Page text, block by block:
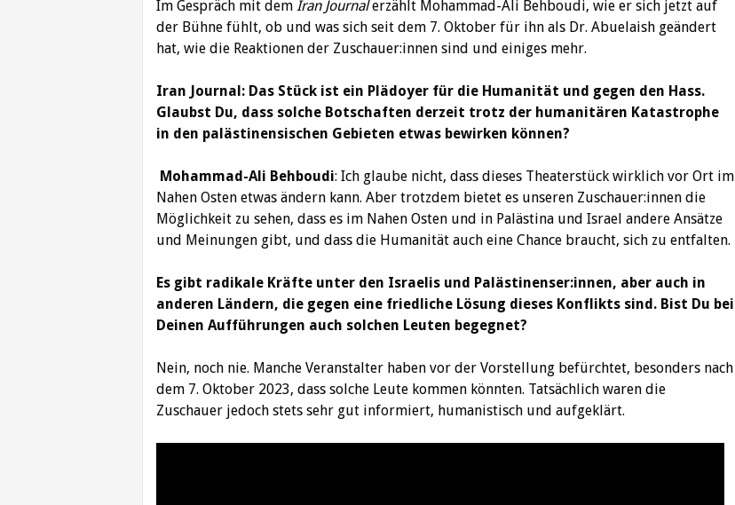
Im Gespräch mit dem Iran Journalerzählt Mohammad-Ali Behboudi, wie er sich jetzt auf
der Bühne fühlt, ob und was sich seit dem 7. Oktober für ihn als Dr. Abuelaish geändert
hat, wie die Reaktionen der Zuschauer:innen sind und einiges mehr.
Iran Journal: Das Stück ist ein Plädoyer für die Humanität und gegen den Hass.
Glaubst Du, dass solche Botschaften derzeit trotz der humanitären Katastrophe
in den palästinensischen Gebieten etwas bewirken können?
Mohammad-Ali Behboudi: Ich glaube nicht, dass dieses Theaterstück wirklich vor Ort im
Nahen Osten etwas ändern kann. Aber trotzdem bietet es unseren Zuschauer:innen die
Möglichkeit zu sehen, dass es im Nahen Osten und in Palästina und Israel andere Ansätze
und Meinungen gibt, und dass die Humanität auch eine Chance braucht, sich zu entfalten.
Es gibt radikale Kräfte unter den Israelis und Palästinenser:innen, aber auch in
anderen Ländern, die gegen eine friedliche Lösung dieses Konflikts sind. Bist Du bei
Deinen Aufführungen auch solchen Leuten begegnet?
Nein, noch nie. Manche Veranstalter haben vor der Vorstellung befürchtet, besonders nach
dem 7. Oktober 2023, dass solche Leute kommen könnten. Tatsächlich waren die
Zuschauer jedoch stets sehr gut informiert, humanistisch und aufgeklärt.